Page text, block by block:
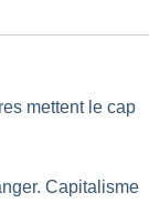
mettent le cap
Capitalisme